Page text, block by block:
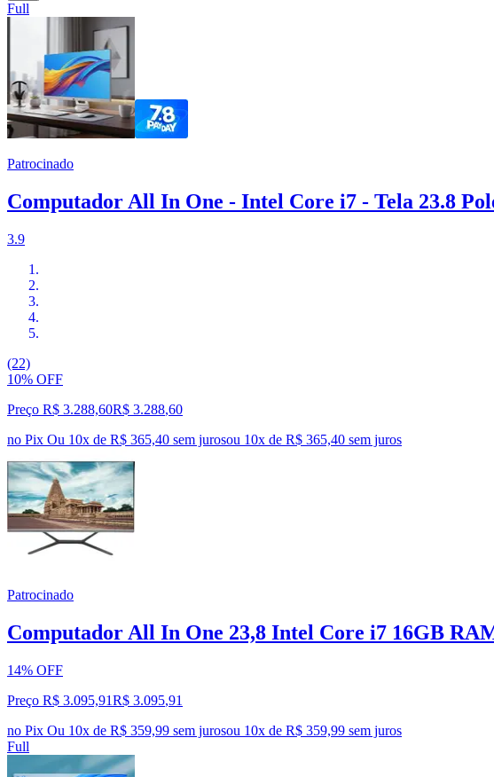
Full
Patrocinado
Computador All In One - Intel Core i7 - Tela 23.8
3.9
(22)
10% OFF
Preço R$ 3.288,60R$ 3.288,60
no Pix Ou 10x de R$ 365,40 sem jurosou 10x de R$ 365,40 sem juros
Patrocinado
Computador All In One 23,8 Intel Core i7 16GB
14% OFF
Preço R$ 3.095,91R$ 3.095,91
no Pix Ou 10x de R$ 359,99 sem jurosou 10x de R$ 359,99 sem juros
Full